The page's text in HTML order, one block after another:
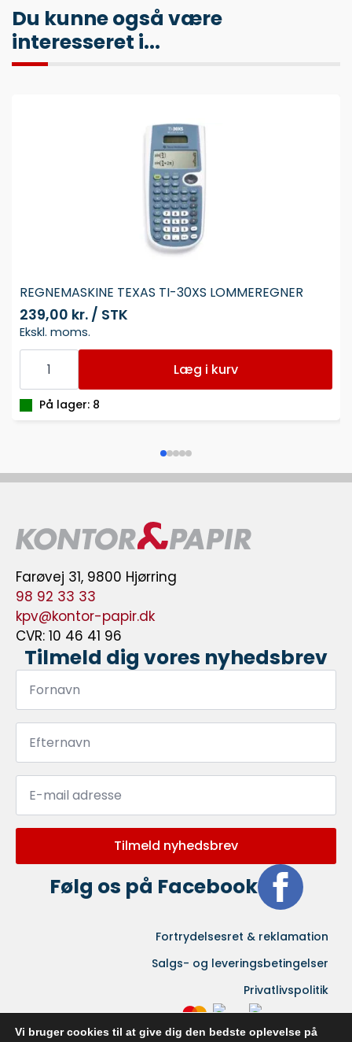
Du kunne også være
interesseret i...
REGNEMASKINE TEXAS TI-30XS LOMMEREGNER
239,00 kr. / STK
Ekskl. moms.
REGNEMASKINE
TEXAS
30XS
LOMMEREGNER
antal
Læg i kurv
På lager: 8
Farøvej 31, 9800 Hjørring
98 92 33 33
kpv@kontor-papir.dk
CVR: 10 46 41 96
Tilmeld dig vores nyhedsbrev
Fornavn
Efternavn
Email
Tilmeld nyhedsbrev
Følg os på Facebook
Fortrydelsesret & reklamation
Salgs- og leveringsbetingelser
Privatlivspolitik
Vi bruger cookies til at give dig den bedste oplevelse på